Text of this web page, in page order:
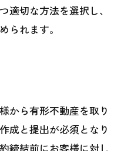
適切な方法を選択し、
られます。
から有形不動産を取り
成と提出が必須となり
締結前にお客様に対し